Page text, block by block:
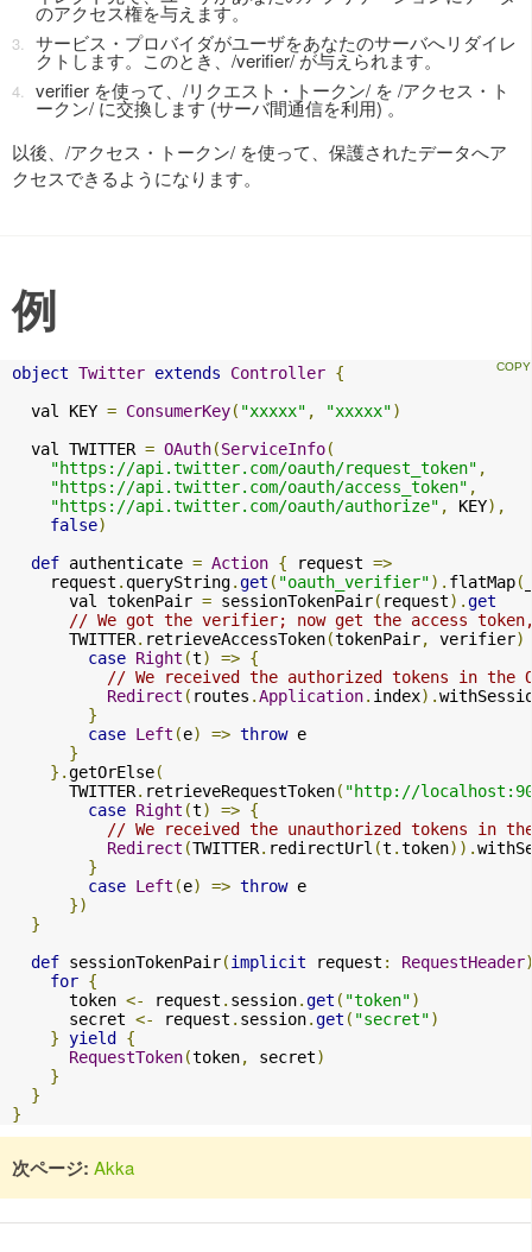
のアクセス権を与えます。
サービス・プロバイダがユーザをあなたのサーバへリダイレ
クトします。このとき、/verifier/ が与えられます。
verifier を使って、/リクエスト・トークン/ を /アクセス・ト
ークン/ に交換します (サーバ間通信を利用) 。
以後、/アクセス・トークン/ を使って、保護されたデータへア
クセスできるようになります。
例
object Twitter extends Controller {
  val KEY
= ConsumerKey( "xxxxx" , "xxxxx")
  val TWITTER
= OAuth(ServiceInfo(
"https://api.twitter.com/oauth/request_token" ,
"https://api.twitter.com/oauth/access_token" ,
"https://api.twitter.com/oauth/authorize" , KEY),
false)
def authenticate = Action { request =>
    request
. queryString.get ( "oauth_verifier"). flatMap(
      val tokenPair
= sessionTokenPair( request).get
// We got the verifier; now get the access
      TWITTER
. retrieveAccessToken(tokenPair, verifier)
case Right (t) => {
// We received the authorized tokens in the
Redirect ( routes .Application. index).
}
case Left (e) => throw e
}
}.getOrElse(
      TWITTER
. retrieveRequestToken( "http://
case Right (t) => {
// We received the unauthorized tokens in
Redirect (TWITTER. redirectUrl (t .token)).
}
case Left (e) => throw e
})
}
def sessionTokenPair(implicit request : RequestHeader
for {
      token
<- request . session.get ( "token")
      secret
<- request . session.get ( "secret")
} yield
{
RequestToken(token, secret)
}
}
}
次ページ: Akka